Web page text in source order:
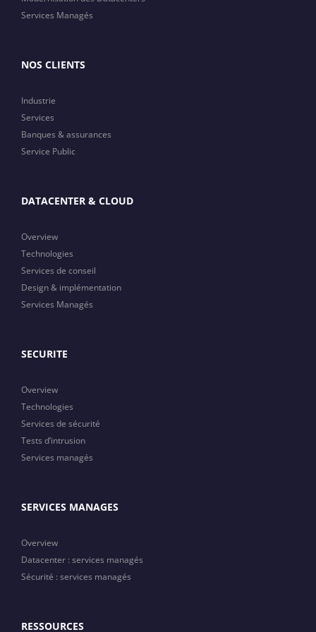
Services Managés
NOS CLIENTS
Industrie
Services
Banques & assurances
Service Public
DATACENTER & CLOUD
Overview
Technologies
Services de conseil
Design & implémentation
Services Managés
SECURITE
Overview
Technologies
Services de sécurité
Tests d’intrusion
Services managés
SERVICES MANAGES
Overview
Datacenter : services managés
Sécurité : services managés
RESSOURCES